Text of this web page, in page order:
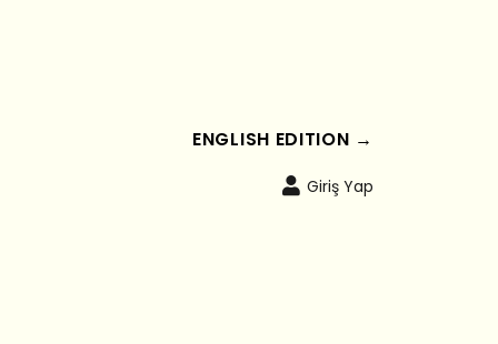
ENGLISH EDITION →
Giriş Yap